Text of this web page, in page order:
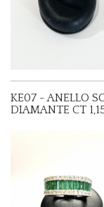
KE07 - ANELLO
DIAMANTE CT